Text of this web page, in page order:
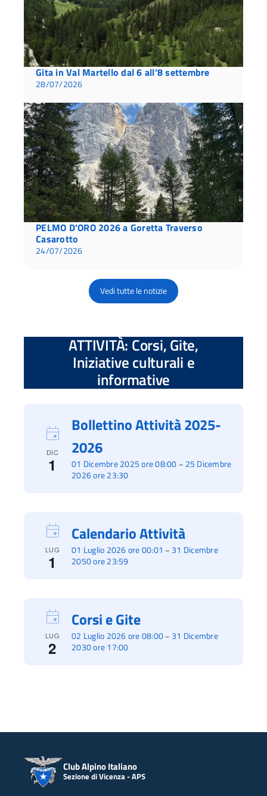
Gita in Val Martello dal 6 all’8 settembre
28/07/2026
PELMO D’ORO 2026 a Goretta Traverso
Casarotto
24/07/2026
Vedi tutte le notizie
ATTIVITÀ: Corsi, Gite,
Iniziative culturali e
informative
DIC
1 01 Dicembre 2025 ore 08:00 – 25 Dicembre
2026 ore 23:30
Bollettino Attività 2025-
2026
LUG
1
01 Luglio 2026 ore 00:01 – 31 Dicembre
2050 ore 23:59
Calendario Attività
LUG
2
02 Luglio 2026 ore 08:00– 31 Dicembre
2030 ore 17:00
Corsi e Gite
Club Alpino Italiano
Sezione di Vicenza - APS